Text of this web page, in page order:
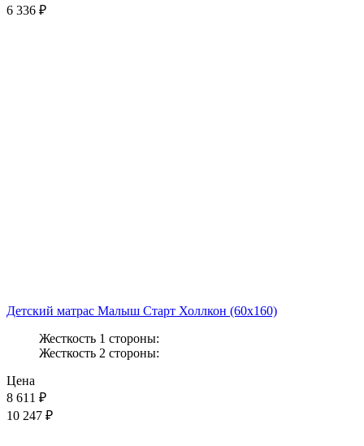
6 336 ₽
Детский матрас Малыш Старт Холлкон (60x160)
Жесткость 1 стороны:
Жесткость 2 стороны:
Цена
8 611 ₽
10 247 ₽